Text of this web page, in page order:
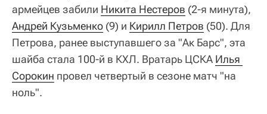
армейцев забили Никита Нестеров (2-я минута),
Андрей Кузьменко (9) и Кирилл Петров (50). Для
Петрова, ранее выступавшего за "Ак Барс", эта
шайба стала 100-й в КХЛ. Вратарь ЦСКА Илья
Сорокин провел четвертый в сезоне матч "на
ноль".